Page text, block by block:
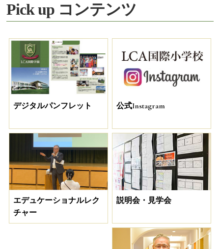
Pick up コンテンツ
デジタルパンフレット 公式Instagram
エデュケーショナルレク
チャー
説明会・見学会